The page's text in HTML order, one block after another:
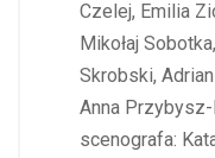
Czelej, Emilia
Mikołaj
Skrobski,
Anna
scenografa: